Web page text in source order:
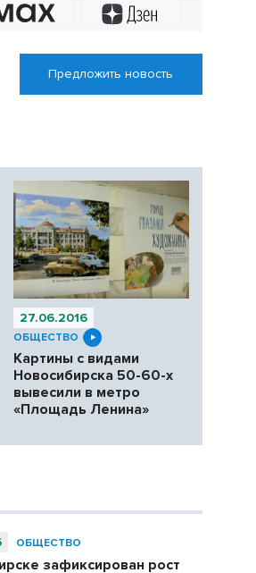
Предложить новость
27.06.2016
ОБЩЕСТВО
Картины с видами
Новосибирска 50-60-х
вывесили в метро
«Площадь Ленина»
ОБЩЕСТВО
зафиксирован рост